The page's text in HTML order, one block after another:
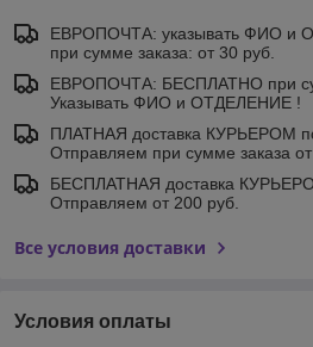
ЕВРОПОЧТА: указывать ФИО и
при сумме заказа: от 30 руб.
ЕВРОПОЧТА: БЕСПЛАТНО при
Указывать ФИО и ОТДЕЛЕНИЕ !
ПЛАТНАЯ доставка КУРЬЕРОМ
Отправляем при сумме заказа от
БЕСПЛАТНАЯ доставка
Отправляем от 200 руб.
Все условия доставки
Условия оплаты